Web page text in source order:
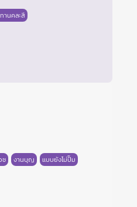
านคละสี
ช งานบุญ เเบบยังไม่ปั๊ม